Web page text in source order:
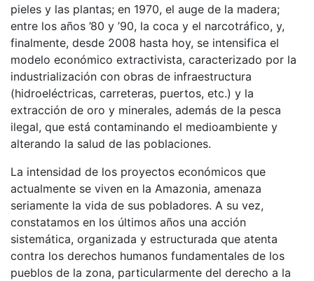
pieles y las plantas; en 1970, el auge de la madera;
entre los años ’80 y ’90, la coca y el narcotráfico, y,
finalmente, desde 2008 hasta hoy, se intensifica el
modelo económico extractivista, caracterizado por la
industrialización con obras de infraestructura
(hidroeléctricas, carreteras, puertos, etc.) y la
extracción de oro y minerales, además de la pesca
ilegal, que está contaminando el medioambiente y
alterando la salud de las poblaciones.
La intensidad de los proyectos económicos que
actualmente se viven en la Amazonia, amenaza
seriamente la vida de sus pobladores. A su vez,
constatamos en los últimos años una acción
sistemática, organizada y estructurada que atenta
contra los derechos humanos fundamentales de los
pueblos de la zona, particularmente del derecho a la